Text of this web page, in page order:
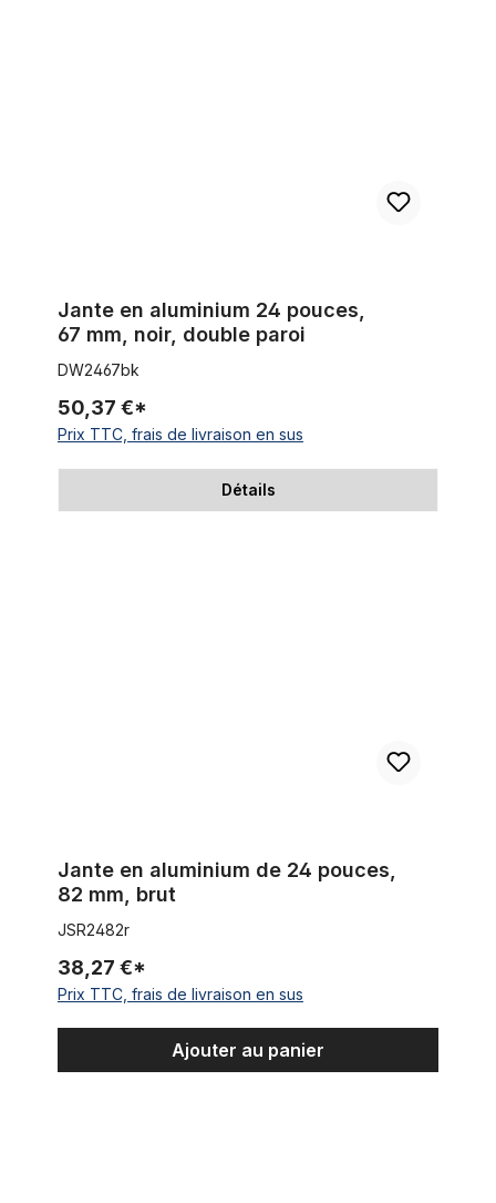
Jante en aluminium 24 pouces,
67 mm, noir, double paroi
DW2467bk
50,37 €*
Prix TTC, frais de livraison en sus
Détails
Jante en aluminium de 24 pouces,
82 mm, brut
JSR2482r
38,27 €*
Prix TTC, frais de livraison en sus
Ajouter au panier